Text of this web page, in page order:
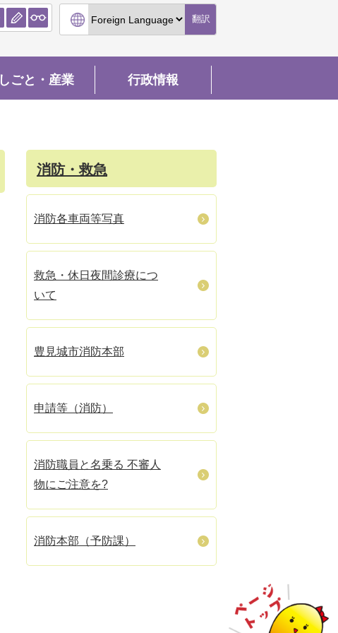
翻訳
しごと・産業 行政情報
消防・救急
消防各車両等写真
救急・休日夜間診療につ
いて
豊見城市消防本部
申請等（消防）
消防職員と名乗る 不審人
物にご注意を?
消防本部（予防課）